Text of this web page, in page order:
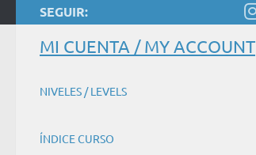
SEGUIR:
MI CUENTA / MY ACCOUNT
NIVELES / LEVELS
ÍNDICE CURSO